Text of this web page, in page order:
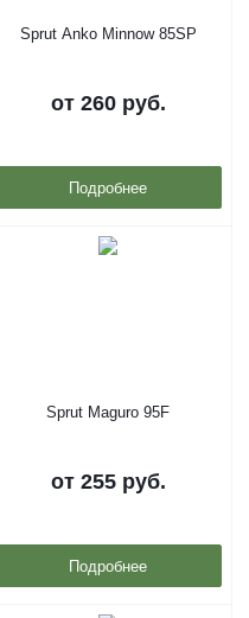
Sprut Anko Minnow 85SP
от 260 руб.
Подробнее
Sprut Maguro 95F
от 255 руб.
Подробнее